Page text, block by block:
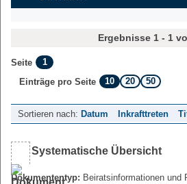
Ergebnisse 1 - 1
Seite
1
Einträge pro Seite
10 20 50
Sortieren nach: Datum Inkrafttreten
Systematische Übersicht
Dokumententyp: Beiratsinformationen und